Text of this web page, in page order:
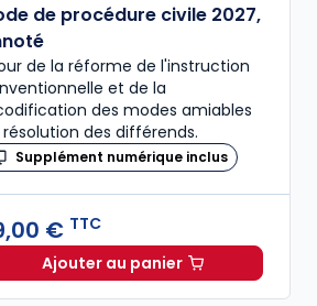
limitée à 37,00 € TTC
de procédure civile 2027,
de la réforme de l'instruction
et de la
des modes amiables
des différends.
Supplément numérique inclus
€ TTC
Ajouter au panierCode de procédure